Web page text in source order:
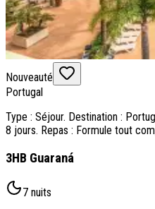
Nouveauté
Portugal
Type : Séjour. Destination :
8 jours. Repas : Formule tout
3HB Guaraná
7 nuits